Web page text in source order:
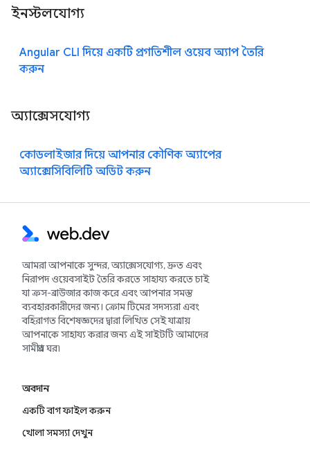
ইনস্টলযোগ্য
Angular CLI দিয়ে একটি প্রগতিশীল ওয়েব অ্যাপ তৈরি
করুন
অ্যাক্সেসযোগ্য
কোডলাইজার দিয়ে আপনার কৌণিক অ্যাপের
অ্যাক্সেসিবিলিটি অডিট করুন
আমরা আপনাকে সুন্দর, অ্যাক্সেসযোগ্য, দ্রুত এবং
নিরাপদ ওয়েবসাইট তৈরি করতে সাহায্য করতে চাই
যা ক্রস-ব্রাউজার কাজ করে এবং আপনার সমস্ত
ব্যবহারকারীদের জন্য। ক্রোম টিমের সদস্যরা এবং
বহিরাগত বিশেষজ্ঞদের দ্বারা লিখিত সেই যাত্রায়
আপনাকে সাহায্য করার জন্য এই সাইটটি আমাদের
সামগ্রীর ঘর৷
অবদান
একটি বাগ ফাইল করুন
খোলা সমস্যা দেখুন